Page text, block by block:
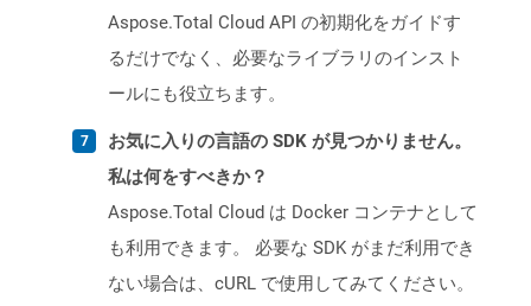
Aspose.Total Cloud API の初期化をガイドす
るだけでなく、必要なライブラリのインスト
ールにも役立ちます。
お気に入りの言語の SDK が見つかりません。
私は何をすべきか？
Aspose.Total Cloud は Docker コンテナとして
も利用できます。 必要な SDK がまだ利用でき
ない場合は、cURL で使用してみてください。